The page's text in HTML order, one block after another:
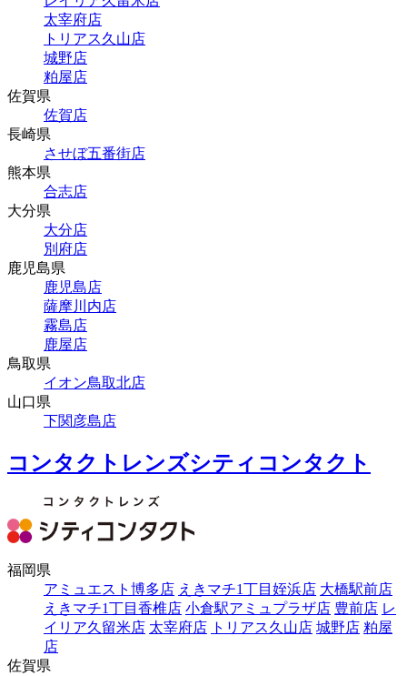
太宰府店
トリアス久山店
城野店
粕屋店
佐賀県
佐賀店
長崎県
させぼ五番街店
熊本県
合志店
大分県
大分店
別府店
鹿児島県
鹿児島店
薩摩川内店
霧島店
鹿屋店
鳥取県
イオン鳥取北店
山口県
下関彦島店
コンタクトレンズシティコンタクト
福岡県
アミュエスト博多店 えきマチ1丁目姪浜店 大橋駅前店
えきマチ1丁目香椎店 小倉駅アミュプラザ店 豊前店 レ
イリア久留米店 太宰府店 トリアス久山店 城野店 粕屋
店
佐賀県